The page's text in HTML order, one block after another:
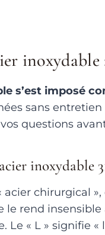
s’est imposé
sans
questions
inoxydable
« acier
le rend insensible
Le « L » signifie